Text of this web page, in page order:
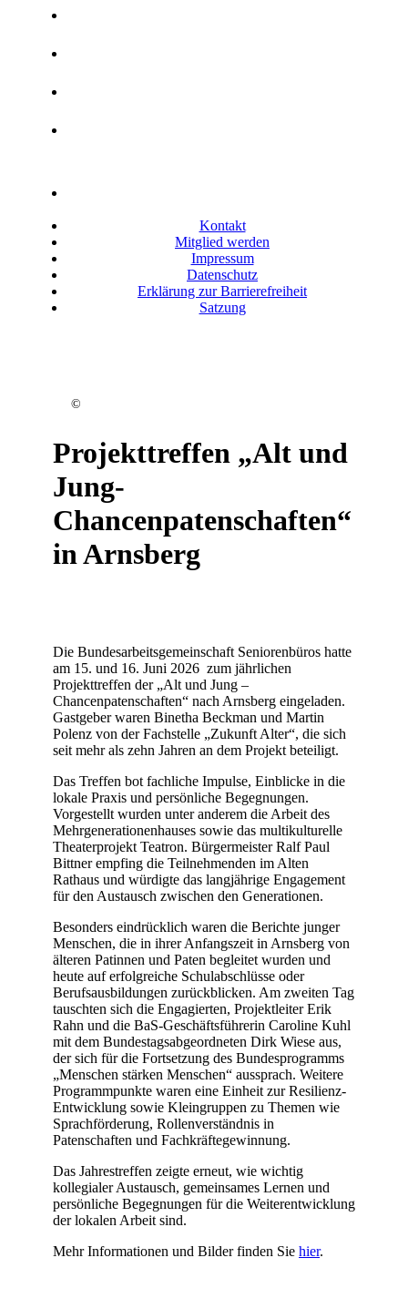
Kontakt
Mitglied werden
Impressum
Datenschutz
Erklärung zur Barrierefreiheit
Satzung
©
Projekttreffen „Alt und
Jung-
Chancenpatenschaften“
in Arnsberg
Die Bundesarbeitsgemeinschaft Seniorenbüros hatte
am 15. und 16. Juni 2026 zum jährlichen
Projekttreffen der „Alt und Jung –
Chancenpatenschaften“ nach Arnsberg eingeladen.
Gastgeber waren Binetha Beckman und Martin
Polenz von der Fachstelle „Zukunft Alter“, die sich
seit mehr als zehn Jahren an dem Projekt beteiligt.
Das Treffen bot fachliche Impulse, Einblicke in die
lokale Praxis und persönliche Begegnungen.
Vorgestellt wurden unter anderem die Arbeit des
Mehrgenerationenhauses sowie das multikulturelle
Theaterprojekt Teatron. Bürgermeister Ralf Paul
Bittner empfing die Teilnehmenden im Alten
Rathaus und würdigte das langjährige Engagement
für den Austausch zwischen den Generationen.
Besonders eindrücklich waren die Berichte junger
Menschen, die in ihrer Anfangszeit in Arnsberg von
älteren Patinnen und Paten begleitet wurden und
heute auf erfolgreiche Schulabschlüsse oder
Berufsausbildungen zurückblicken. Am zweiten Tag
tauschten sich die Engagierten, Projektleiter Erik
Rahn und die BaS-Geschäftsführerin Caroline Kuhl
mit dem Bundestagsabgeordneten Dirk Wiese aus,
der sich für die Fortsetzung des Bundesprogramms
„Menschen stärken Menschen“ aussprach. Weitere
Programmpunkte waren eine Einheit zur Resilienz-
Entwicklung sowie Kleingruppen zu Themen wie
Sprachförderung, Rollenverständnis in
Patenschaften und Fachkräftegewinnung.
Das Jahrestreffen zeigte erneut, wie wichtig
kollegialer Austausch, gemeinsames Lernen und
persönliche Begegnungen für die Weiterentwicklung
der lokalen Arbeit sind.
Mehr Informationen und Bilder finden Sie hier.